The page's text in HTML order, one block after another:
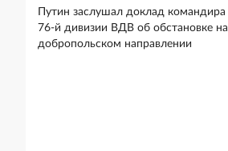
Путин заслушал доклад командира
76-й дивизии ВДВ об обстановке на
добропольском направлении